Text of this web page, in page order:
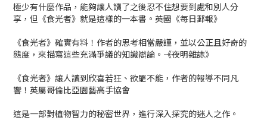
極少有什麼作品，能夠讓人讀了之後忍不住想要到處和別人分
享，但《食光者》就是這樣的一本書。――英國《每日郵報》
《食光者》確實有料！作者的思考相當嚴謹，並以公正且好奇的
態度，來描寫這些充滿爭議的知識辯論。――《夜明雜誌》
《食光者》讓人讀到欣喜若狂、欲罷不能，作者的報導不同凡
響！――英屬哥倫比亞園藝高手協會
這是一部對植物智力的秘密世界，進行深入探究的迷人之作。